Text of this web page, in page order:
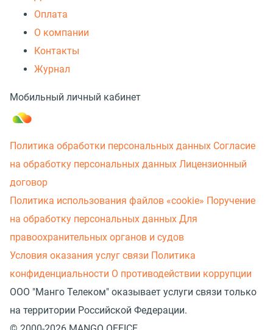
Оплата
О компании
Контакты
Журнал
Мобильный личный кабинет
Политика обработки персональных данных Согласие
на обработку персональных данных Лицензионный
договор
Политика использования файлов «cookie» Поручение
на обработку персональных данных Для
правоохранительных органов и судов
Условия оказания услуг связи Политика
конфиденциальности О противодействии коррупции
ООО "Манго Телеком" оказывает услуги связи только
на территории Российской Федерации.